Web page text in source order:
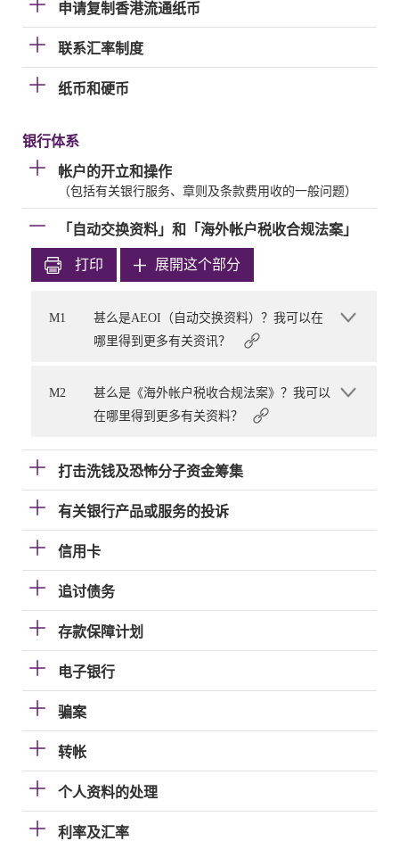
申请复制香港流通纸币
联系汇率制度
纸币和硬币
银行体系
帐户的开立和操作
（包括有关银行服务、章则及条款费用收的一般问题）
「自动交换资料」和「海外帐户税收合规法案」
打印 展開这个部分
M1
甚么是AEOI（自动交换资料）？我可以在
哪里得到更多有关资讯？
M2
甚么是《海外帐户税收合规法案》？我可以
在哪里得到更多有关资料？
打击洗钱及恐怖分子资金筹集
有关银行产品或服务的投诉
信用卡
追讨债务
存款保障计划
电子银行
骗案
转帐
个人资料的处理
利率及汇率